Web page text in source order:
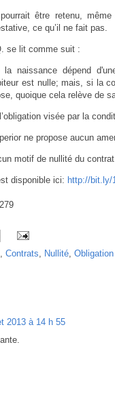
être retenu,
ce qu’il ne fait pas.
se lit comme suit :
la naissance dépend
est nulle; mais, si la
quoique cela relève de
visée par la
ne propose aucun
motif de nullité du contrat.
disponible ici: http://bit.ly/
Contrats Nullité
2013 à 14 h 55